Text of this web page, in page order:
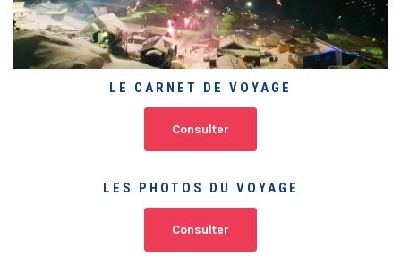
LE CARNET DE VOYAGE
Consulter
LES PHOTOS DU VOYAGE
Consulter